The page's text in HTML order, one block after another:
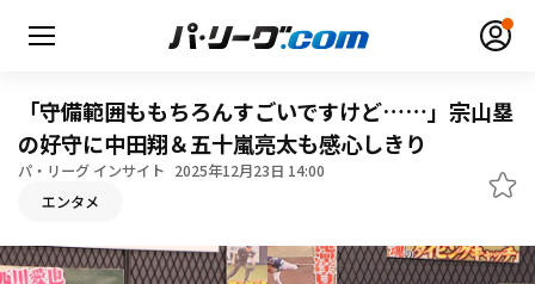
HOME
「守備範囲ももちろんすごいですけど……」宗山塁
の好守に中田翔＆五十嵐亮太も感心しきり
パ・リーグ インサイト 2025年12月23日 14:00
エンタメ